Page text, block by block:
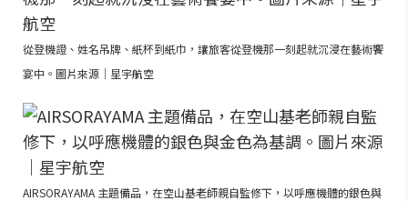
從登機證、姓名吊牌、紙杯到紙巾，讓旅客從登機那一刻起就沉浸在藝術饗
宴中。圖片來源｜星宇航空
AIRSORAYAMA 主題備品，在空山基老師親自監修下，以呼應機體的銀色與